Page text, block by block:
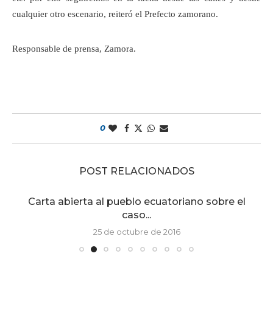
cualquier otro escenario, reiteró el Prefecto zamorano.
Responsable de prensa, Zamora.
0
POST RELACIONADOS
Carta abierta al pueblo ecuatoriano sobre el
caso...
25 de octubre de 2016